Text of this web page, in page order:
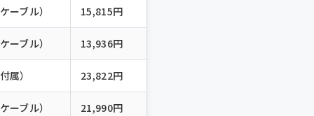
ーブル） 15,815円
ーブル） 13,936円
属） 23,822円
ーブル） 21,990円